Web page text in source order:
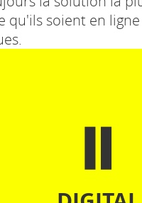
qu'ils soient en